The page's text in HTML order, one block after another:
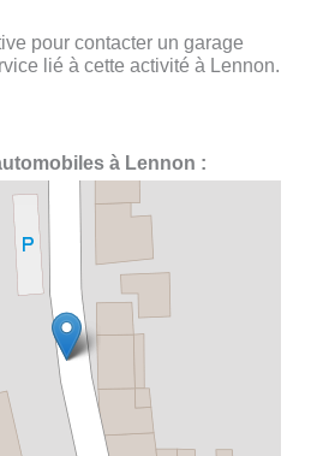
pour contacter un garage
lié à cette activité à Lennon.
à Lennon :